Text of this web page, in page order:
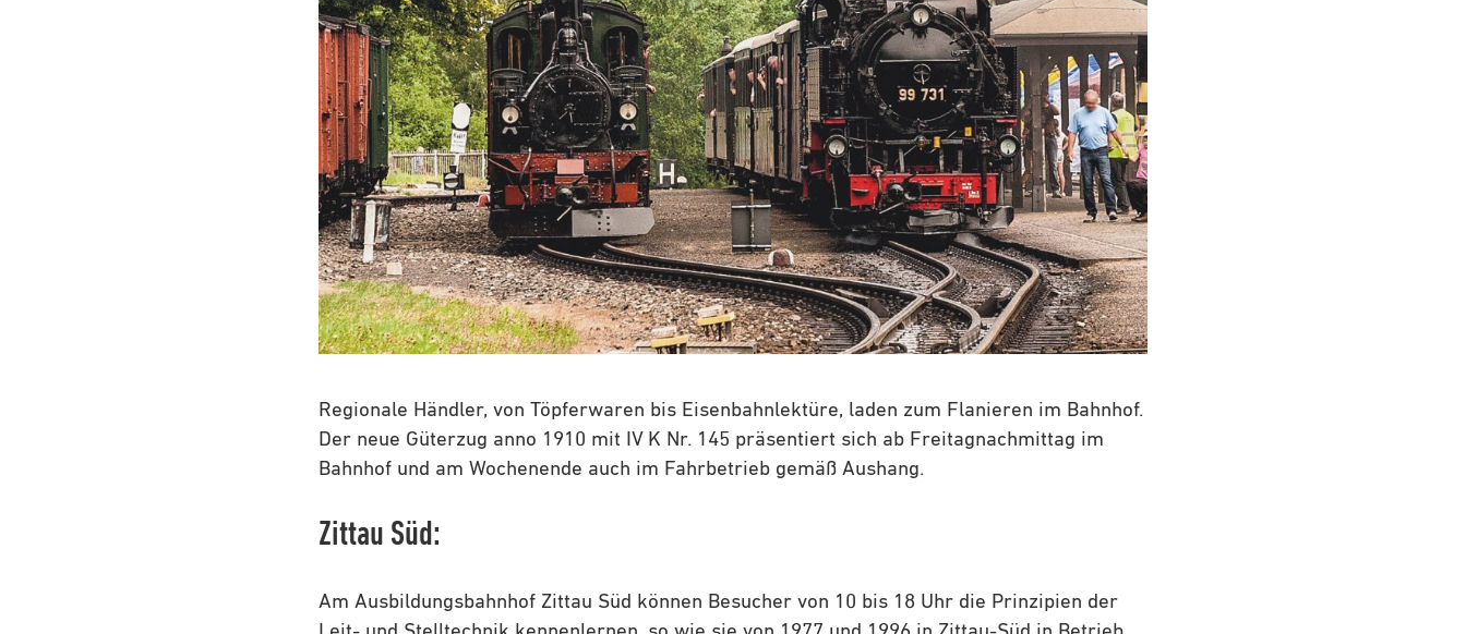
Regionale Händler, von Töpferwaren bis Eisenbahnlektüre, laden zum Flanieren im Bahnhof.
Der neue Güterzug anno 1910 mit IV K Nr. 145 präsentiert sich ab Freitagnachmittag im
Bahnhof und am Wochenende auch im Fahrbetrieb gemäß Aushang.
Zittau Süd:
Am Ausbildungsbahnhof Zittau Süd können Besucher von 10 bis 18 Uhr die Prinzipien der